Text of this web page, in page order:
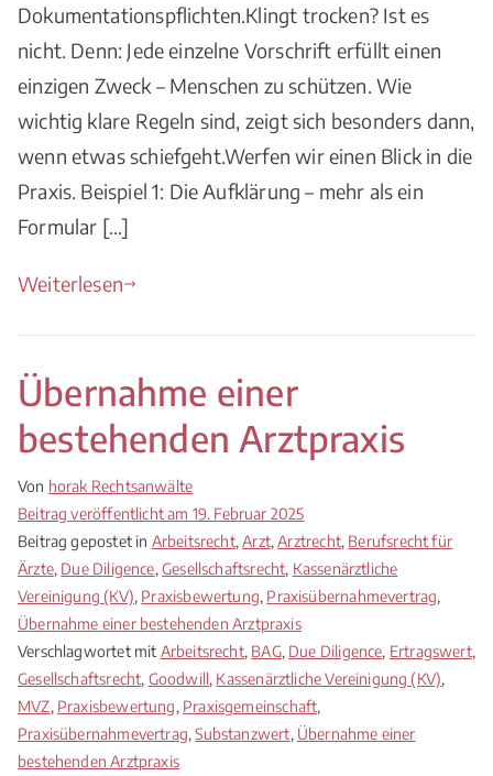
im
Gesundheitswesen
Leben
retten
Dokumentationspflichten.Klingt trocken? Ist es
nicht. Denn: Jede einzelne Vorschrift erfüllt einen
einzigen Zweck – Menschen zu schützen. Wie
wichtig klare Regeln sind, zeigt sich besonders dann,
wenn etwas schiefgeht.Werfen wir einen Blick in die
Praxis. Beispiel 1: Die Aufklärung – mehr als ein
Formular […]
Weiterlesen
Übernahme einer
bestehenden Arztpraxis
Von horak Rechtsanwälte
Beitrag veröffentlicht am 19. Februar 2025
Beitrag gepostet in Arbeitsrecht,Arzt,Arztrecht, Berufsrecht für
Ärzte, Due Diligence, Gesellschaftsrecht, Kassenärztliche
Vereinigung (KV), Praxisbewertung, Praxisübernahmevertrag,
Übernahme einer bestehenden Arztpraxis
Verschlagwortet mit Arbeitsrecht, BAG, Due Diligence, Ertragswert,
Gesellschaftsrecht, Goodwill, Kassenärztliche Vereinigung (KV),
MVZ, Praxisbewertung, Praxisgemeinschaft,
Praxisübernahmevertrag,Substanzwert, Übernahme einer
bestehenden Arztpraxis